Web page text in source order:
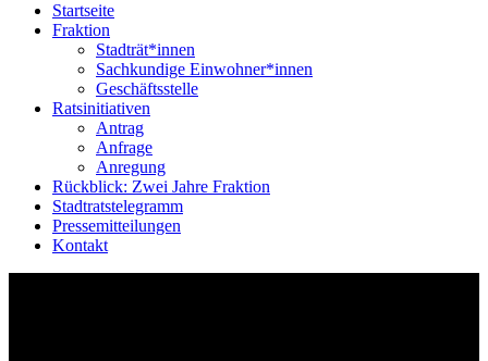
Startseite
Fraktion
Stadträt*innen
Sachkundige Einwohner*innen
Geschäftsstelle
Ratsinitiativen
Antrag
Anfrage
Anregung
Rückblick: Zwei Jahre Fraktion
Stadtratstelegramm
Pressemitteilungen
Kontakt